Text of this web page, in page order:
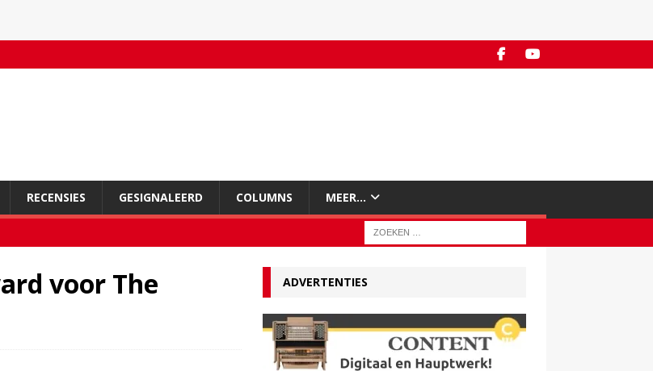
RECENSIES GESIGNALEERD COLUMNS MEER…
voor The
ADVERTENTIES